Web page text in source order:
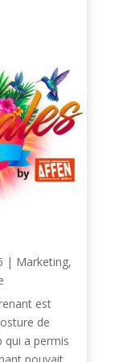
| Marketing,
est
de
qui a permis